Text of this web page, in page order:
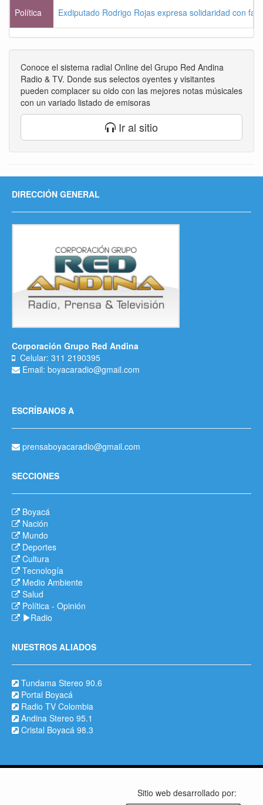
Política Exdiputado Rodrigo Rojas expresa solidaridad con
Conoce el sistema radial Online del Grupo Red Andina
Radio & TV. Donde sus selectos oyentes y visitantes
pueden complacer su oido con las mejores notas músicales
con un variado listado de emisoras
Ir al sitio
DIRECCIÓN GENERAL
Corporación Grupo Red Andina
Celular: 311 2190395
Email: boyacaradio@gmail.com
ESCRÍBANOS A
prensaboyacaradio@gmail.com
SECCIONES
Boyacá
Nación
Mundo
Deportes
Cultura
Tecnología
Medio Ambiente
Salud
Política - Opinión
Radio
NUESTROS ALIADOS
Tundama Stereo 90.6
Portal Boyacá
Radio TV Colombia
Andina Stereo 95.1
Cristal Boyacá 98.3
Sitio web desarrollado por: